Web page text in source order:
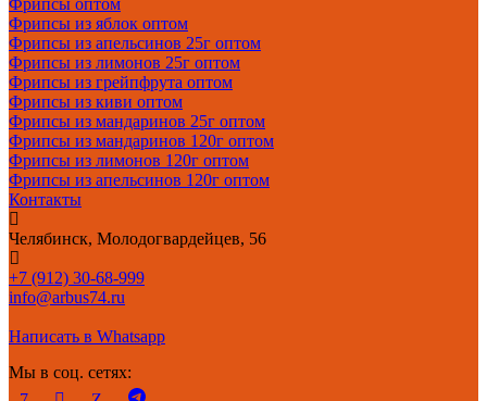
Фрипсы оптом
Фрипсы из яблок оптом
Фрипсы из апельсинов 25г оптом
Фрипсы из лимонов 25г оптом
Фрипсы из грейпфрута оптом
Фрипсы из киви оптом
Фрипсы из мандаринов 25г оптом
Фрипсы из мандаринов 120г оптом
Фрипсы из лимонов 120г оптом
Фрипсы из апельсинов 120г оптом
Контакты
Челябинск, Молодогвардейцев, 56
+7 (912) 30-68-999
info@arbus74.ru
Написать в Whatsapp
Мы в соц. сетях: